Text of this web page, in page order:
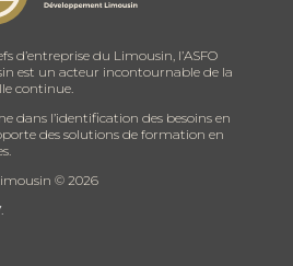
d’entreprise du Limousin, l’ASFO
est un acteur incontournable de la
continue.
dans l’identification des besoins en
des solutions de formation en
© 2026